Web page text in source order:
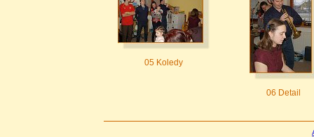
05 Koledy
06 Detail